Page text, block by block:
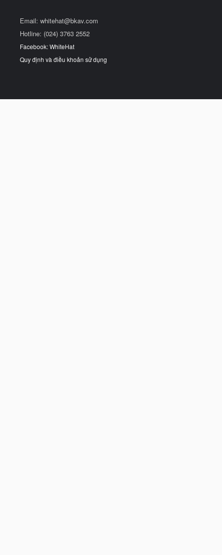
Email: whitehat@bkav.com
Hotline: (024) 3763 2552
Facebook: WhiteHat
Quy định và điều khoản sử dụng